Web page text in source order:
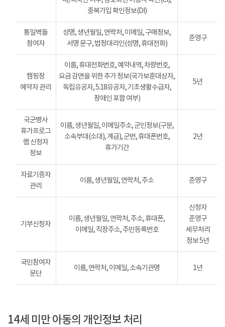
중복가입 확인정보(DI)
통일벽돌
참여자
성명, 생년월일, 연락처, 이메일, 구매정보,
서명 문구, 법정대리인(성명, 휴대전화)
준영구
캠핑장
예약자 관리
이름, 휴대전화번호, 예약내역, 차량번호,
요금 감면을 위한 추가 정보(국가보훈대상자,
독립유공자, 5.18유공자, 기초생활수급자,
장애인 포함 여부)
5년
국군병사
휴가프로그
램 신청자
정보
이름, 생년월일, 이메일주소, 군인정보(구분,
소속부대(소대), 계급), 군번, 휴대폰번호,
휴가기간
2년
자료기증자
관리
이름, 생년월일, 연락처, 주소 준영구
기부신청자
이름, 생년월일, 연락처, 주소, 휴대폰,
이메일, 직장주소, 주민등록번호
신청자
준영구
세무처리
정보 5년
국민참여자
문단
이름, 연락처, 이메일, 소속기관명 1년
14세 미만 아동의 개인정보 처리